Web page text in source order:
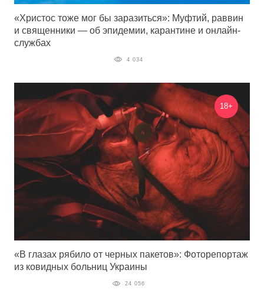
«Христос тоже мог бы заразиться»: Муфтий, раввин
и священники — об эпидемии, карантине и онлайн-
службах
4 034
18+
«В глазах рябило от черных пакетов»: Фоторепортаж
из ковидных больниц Украины
24 056